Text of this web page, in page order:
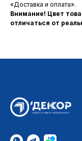
«Доставка и оплата».
Внимание! Цвет
отличаться от